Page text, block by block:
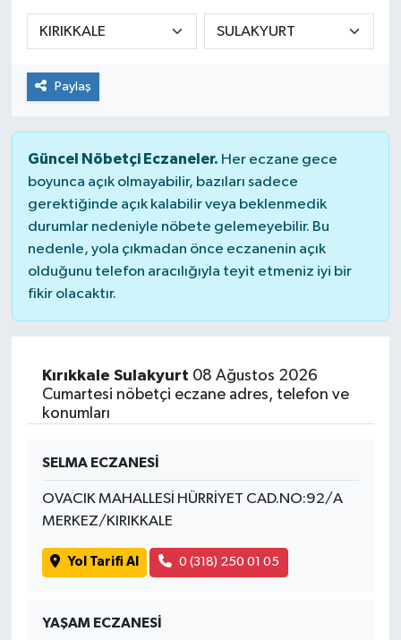
Paylaş
Güncel Nöbetçi Eczaneler. Her eczane gece
boyunca açık olmayabilir, bazıları sadece
gerektiğinde açık kalabilir veya beklenmedik
durumlar nedeniyle nöbete gelemeyebilir. Bu
nedenle, yola çıkmadan önce eczanenin açık
olduğunu telefon aracılığıyla teyit etmeniz iyi bir
fikir olacaktır.
Kırıkkale Sulakyurt 08 Ağustos 2026
Cumartesi nöbetçi eczane adres, telefon ve
konumları
SELMA ECZANESİ
OVACIK MAHALLESİ HÜRRİYET CAD.NO:92/A
MERKEZ/KIRIKKALE
Yol Tarifi Al 0 (318) 250 01 05
YAŞAM ECZANESİ
Sağlık
Spor
Yaşam